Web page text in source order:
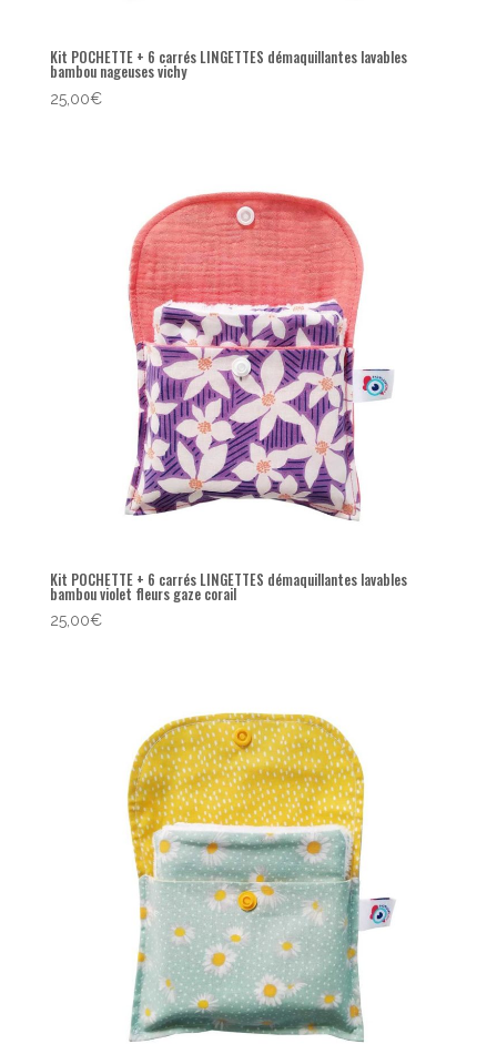
Kit POCHETTE + 6 carrés LINGETTES démaquillantes lavables
bambou nageuses vichy
25,00€
Kit POCHETTE + 6 carrés LINGETTES démaquillantes lavables
bambou violet fleurs gaze corail
25,00€